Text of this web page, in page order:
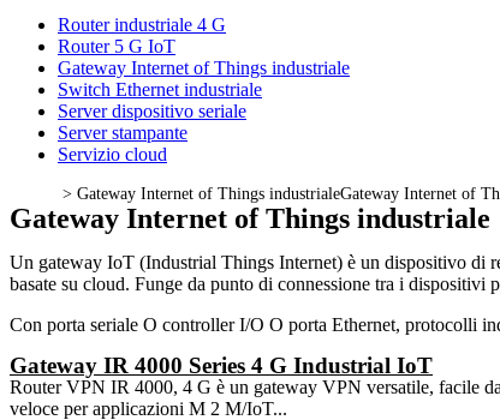
Router industriale 4 G
Router 5 G IoT
Gateway Internet of Things industriale
Switch Ethernet industriale
Server dispositivo seriale
Server stampante
Servizio cloud
> Gateway Internet of Things industrialeGateway Internet of
Gateway Internet of Things industriale
Un gateway IoT (Industrial Things Internet) è un dispositivo di
basate su cloud. Funge da punto di connessione tra i
Con porta seriale O controller I/O O porta Ethernet, protocolli
Gateway IR 4000 Series 4 G Industrial IoT
Router VPN IR 4000, 4 G è un gateway VPN versatile, facile
veloce per applicazioni M 2 M/IoT...